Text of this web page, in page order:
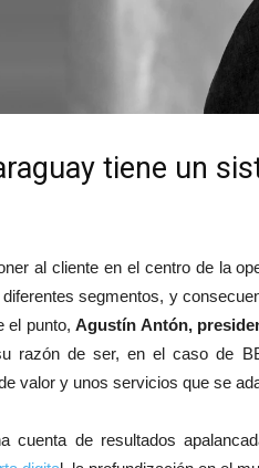
tiene un
al cliente en el centro de la
segmentos, y
el punto,Agustín Antón,
razón de ser, en el caso de
valor y unos servicios que se
cuenta de resultados